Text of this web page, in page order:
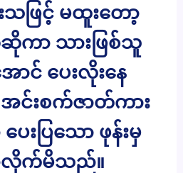
ဖြင့် မထူးတော့
ကာ သားဖြစ်သူ
ာင် ပေးလိုးနေ
င်းစက်ဇာတ်ကား
းပြသော ဖုန်းမှ
ာလိုက်မိသည်။